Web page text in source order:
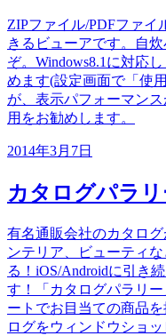
ZIPファイル/PDFファ
きるビューアです。自
ぞ。Windows8.1に対応
めます(設定画面で「使
が、表示パフォーマン
用をお勧めします。
2014年3月7日
カタログパラリ
有名通販会社のカタロ
ンテリア、ビューティ
る！iOS/Androidに引き
す！「カタログパラリ
ートでお目当ての商品
ログをウィンドウショ